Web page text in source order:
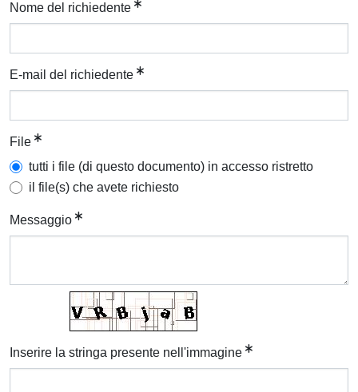
Nome del richiedente
E-mail del richiedente
File
tutti i file (di questo documento) in accesso ristretto
il file(s) che avete richiesto
Messaggio
Inserire la stringa presente nell'immagine